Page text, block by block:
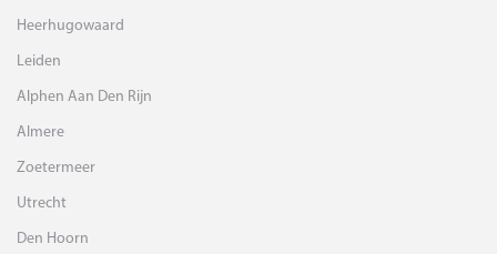
Heerhugowaard
Leiden
Alphen Aan Den Rijn
Almere
Zoetermeer
Utrecht
Den Hoorn